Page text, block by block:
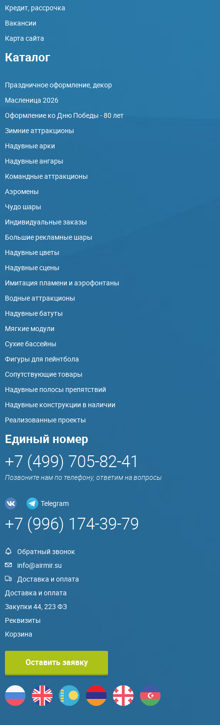
Кредит, рассрочка
Вакансии
Карта сайта
Каталог
Праздничное оформление, декор
Масленица 2026
Оформление ко Дню Победы - 80 лет
Зимние аттракционы
Надувные арки
Надувные ангары
Командные аттракционы
Аэромены
Чудо шары
Индивидуальные заказы
Большие рекламные шары
Надувные цветы
Надувные сцены
Имитация пламени и аэрофонтаны
Водные аттракционы
Надувные батуты
Мягкие модули
Сухие бассейны
Фигуры для пейнтбола
Сопутствующие товары
Надувные полосы препятствий
Надувные конструкции в наличии
Реализованные проекты
Единый номер
+7 (499) 705-82-41
Позвоните нам по телефону, ответим на вопросы
Telegram
+7 (996) 174-39-79
Обратный звонок
info@airmir.su
Доставка и оплата
Доставка и оплата
Закупки 44, 223 ФЗ
Реквизиты
Корзина
Оставить заявку